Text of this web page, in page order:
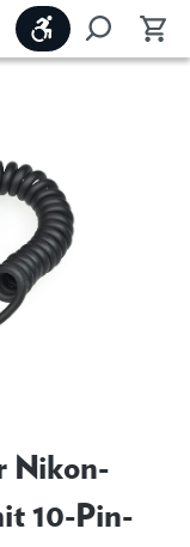
Werkzeugleiste
Nikon-
10-Pin-